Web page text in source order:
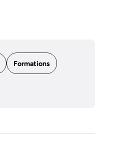
Formations